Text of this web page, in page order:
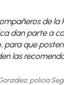
de la
dan parte a
para que
las
policía